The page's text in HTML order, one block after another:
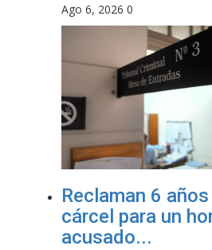
Ago 6, 2026 0
Reclaman 6
cárcel para un
acusado...